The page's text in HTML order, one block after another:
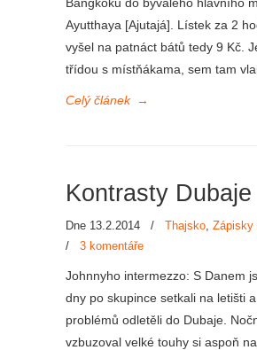
Ayutthaya [Ajutajá]. Lístek za 2
vyšel na patnáct bátů tedy 9 Kč.
třídou s místňákama, sem tam
Celý článek →
Kontrasty Dubaje
Dne 13.2.2014 / Thajsko, Zápisky
/ 3 komentáře
Johnnyho intermezzo: S Danem
dny po skupince setkali na letišti
problémů odletěli do Dubaje.
vzbuzoval velké touhy si aspoň